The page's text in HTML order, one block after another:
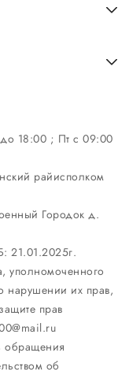
18:00 ; Пт c 09:00
райисполком
Городок д.
21.01.2025г.
уполномоченного
нарушении их прав,
прав
обращения
об